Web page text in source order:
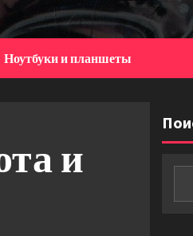
Ноутбуки и планшеты
и